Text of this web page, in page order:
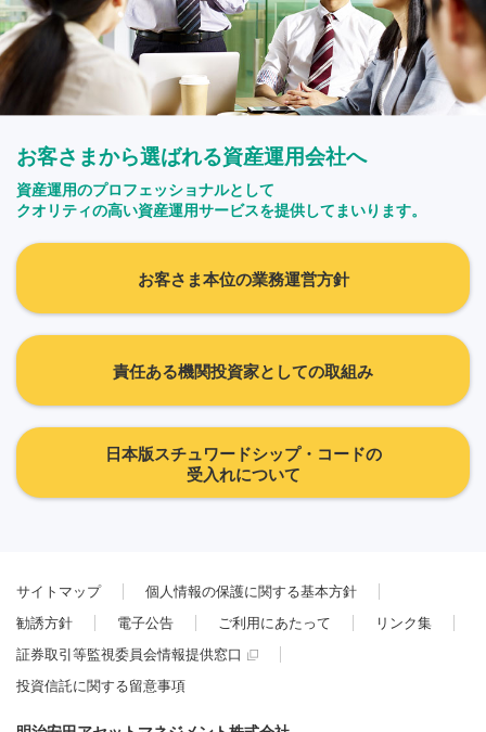
お客さまから選ばれる資産運用会社へ
資産運用のプロフェッショナルとして
クオリティの高い資産運用サービスを提供してまいります。
お客さま本位の業務運営方針
責任ある機関投資家としての取組み
日本版スチュワードシップ・コードの
受入れについて
サイトマップ
個人情報の保護に関する基本方針
勧誘方針
電子公告 ご利用にあたって
リンク集
証券取引等監視委員会情報提供窓口
投資信託に関する留意事項